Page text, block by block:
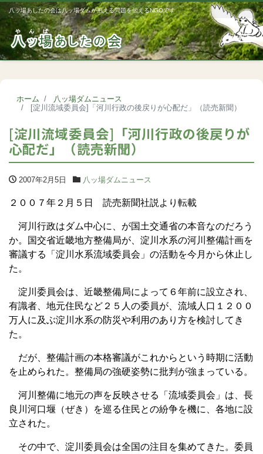
八ッ場あしたの会は八ッ場ダムが抱える問題を伝えるNGOです
ホーム
八ッ場ダムニュース
[淀川流域委員会]「河川行政の後戻りが心配だ」（読売新聞）
[淀川流域委員会]「河川行政の後戻りが
心配だ」（読売新聞）
2007年2月5日 八ッ場ダムニュース
２００７年２月５日 読売新聞社説より転載
河川行政はダム中心に、が国土交通省の本音なのだろう
か。国交省近畿地方整備局が、淀川水系の河川整備計画を
審議する「淀川水系流域委員会」の活動を今月から休止し
た。
淀川委員会は、近畿整備局によって６年前に設立され、
有識者、地元住民など２５人の委員が、流域人口１２００
万人に及ぶ淀川水系の防災や利用のあり方を検討してき
た。
だが、整備計画の本格審議がこれからという時期に活動
を止められた。整備局の強硬姿勢に批判が強まっている。
河川整備に地元の声を反映させる「流域委員会」は、長
良川河口堰（ぜき）を巡る住民との紛争を機に、各地に設
立された。
その中で、淀川委員会は全国の注目を集めてきた。委員